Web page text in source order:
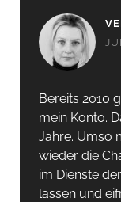
Bereits 2010
mein Konto.
Jahre. Umso
wieder die
im Dienste
lassen und